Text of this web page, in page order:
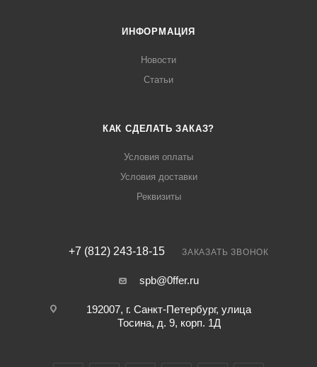
ИНФОРМАЦИЯ
Новости
Статьи
КАК СДЕЛАТЬ ЗАКАЗ?
Условия оплаты
Условия доставки
Реквизиты
+7 (812) 243-18-15 ЗАКАЗАТЬ ЗВОНОК
spb@0ffer.ru
192007, г. Санкт-Петербург, улица
Тосина, д. 9, корп. 1Д